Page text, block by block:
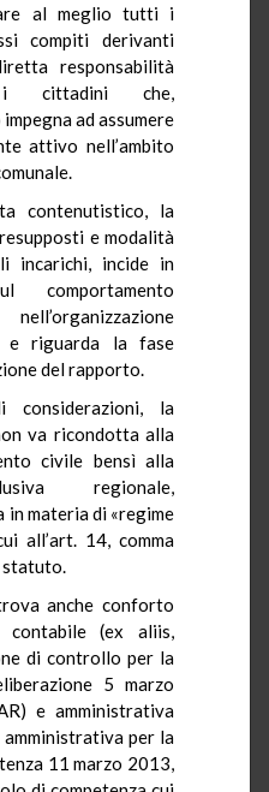
al meglio tutti i
compiti derivanti
responsabilità
cittadini che,
ad assumere
attivo nell’ambito
contenutistico, la
e modalità
incarichi, incide in
nell’organizzazione
e riguarda la fase
del rapporto.
la
va ricondotta alla
civile bensì alla
regionale,
in materia di «regime
all’art. 14, comma
statuto.
anche conforto
contabile (ex aliis,
di controllo per la
5 marzo
e amministrativa
per la
11 marzo 2013,